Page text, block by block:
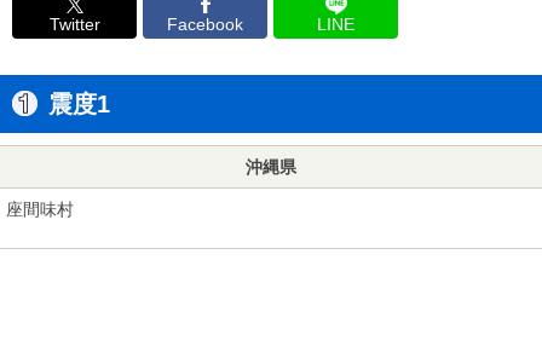
Twitter Facebook LINE
震度1
沖縄県
座間味村